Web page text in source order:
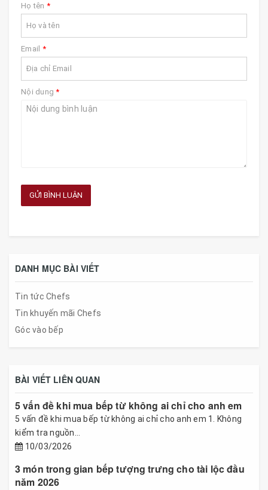
Họ tên *
Email *
Nội dung*
GỬI BÌNH LUẬN
DANH MỤC BÀI VIẾT
Tin tức Chefs
Tin khuyến mãi Chefs
Góc vào bếp
BÀI VIẾT LIÊN QUAN
5 vấn đề khi mua bếp từ không ai chỉ cho anh em
5 vấn đề khi mua bếp từ không ai chỉ cho anh em 1. Không
kiểm tra nguồn...
10/03/2026
3 món trong gian bếp tượng trưng cho tài lộc đầu
năm 2026